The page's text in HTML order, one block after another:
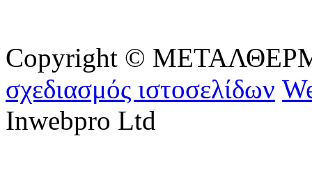
Copyright © ΜΕΤΑΛΘΕΡΜ
σχεδιασμός ιστοσελίδων
Inwebpro Ltd